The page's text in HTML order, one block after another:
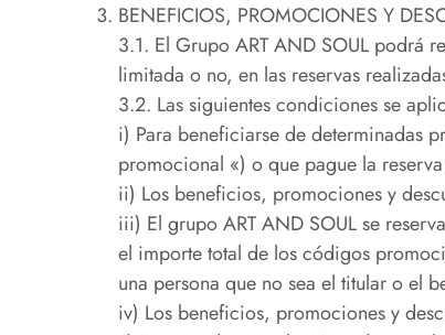
BENEFICIOS, PROMOCIONES Y
3.1. El Grupo ART AND SOUL podrá
limitada o no, en las reservas
3.2. Las siguientes condiciones se
i) Para beneficiarse de determinadas
promocional «) o que pague la
ii) Los beneficios, promociones y
iii) El grupo ART AND SOUL se
el importe total de los códigos
una persona que no sea el titular o el
iv) Los beneficios, promociones y